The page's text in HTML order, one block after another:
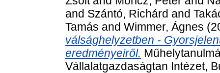
and Szántó, Richárd and
Tamás and Wimmer, Ágnes
válsághelyzetben -
eredményeiről.
Vállalatgazdaságtan Intézet,